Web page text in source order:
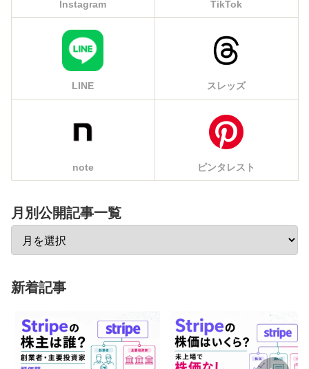
Instagram TikTok
LINE スレッズ
note ピンタレスト
月別公開記事一覧
新着記事